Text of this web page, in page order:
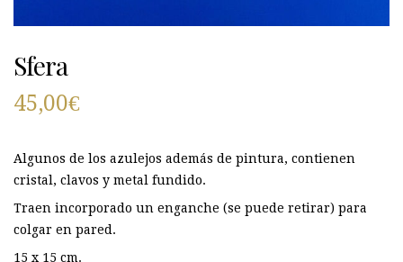
Sfera
45,00€
Algunos de los azulejos además de pintura, contienen
cristal, clavos y metal fundido.
Traen incorporado un enganche (se puede retirar) para
colgar en pared.
15 x 15 cm.